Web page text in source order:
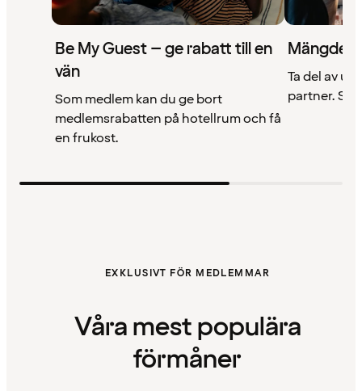
Be My Guest – ge rabatt till en
vän
Som medlem kan du ge bort
medlemsrabatten på hotellrum och få
en frukost.
Mängder
Ta del av
partner. Se
EXKLUSIVT FÖR MEDLEMMAR
Våra mest populära
förmåner